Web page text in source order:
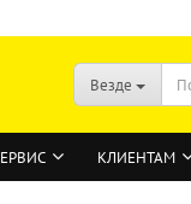
Везде
КЛИЕНТАМ